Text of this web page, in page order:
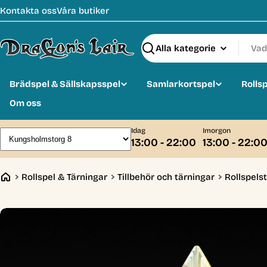
Hoppa
till
Kontakta ossVåra butiker
Sök
Brädspel & Sällskapsspel Samlarkortspel
Om oss
Idag
13:00 - 22:00
Imorgon
13:00 - 22:00
Rollspel & Tärningar Tillbehör och tärningar